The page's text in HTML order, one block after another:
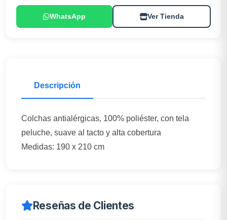
WhatsApp Ver Tienda
Descripción
Colchas antialérgicas, 100% poliéster, con tela
peluche, suave al tacto y alta cobertura
Medidas: 190 x 210 cm
Reseñas de Clientes